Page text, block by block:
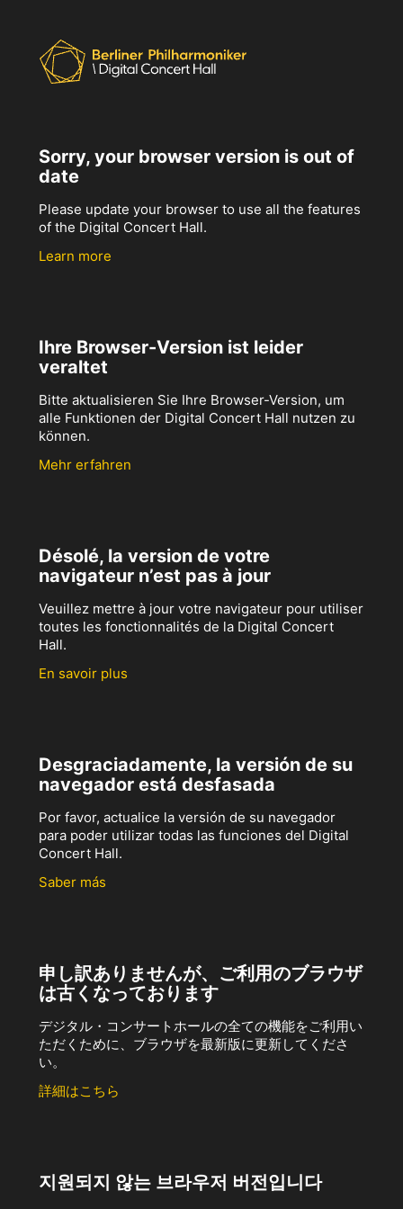
Sorry, your browser version is out of
date
Please update your browser to use all the features
of the Digital Concert Hall.
Learn more
Ihre Browser-Version ist leider
veraltet
Bitte aktualisieren Sie Ihre Browser-Version, um
alle Funktionen der Digital Concert Hall nutzen zu
können.
Mehr erfahren
Désolé, la version de votre
navigateur n’est pas à jour
Veuillez mettre à jour votre navigateur pour utiliser
toutes les fonctionnalités de la Digital Concert
Hall.
En savoir plus
Desgraciadamente, la versión de su
navegador está desfasada
Por favor, actualice la versión de su navegador
para poder utilizar todas las funciones del Digital
Concert Hall.
Saber más
申し訳ありませんが、ご利用のブラウザ
は古くなっております
デジタル・コンサートホールの全ての機能をご利用い
ただくために、ブラウザを最新版に更新してくださ
い。
詳細はこちら
지원되지 않는 브라우저 버전입니다